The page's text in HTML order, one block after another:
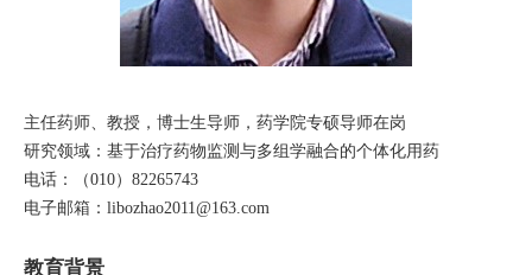
主任药师、教授，博士生导师，药学院专硕导师在岗
研究领域：基于治疗药物监测与多组学融合的个体化用药
电话：（010）82265743
电子邮箱：libozhao2011@163.com
教育背景